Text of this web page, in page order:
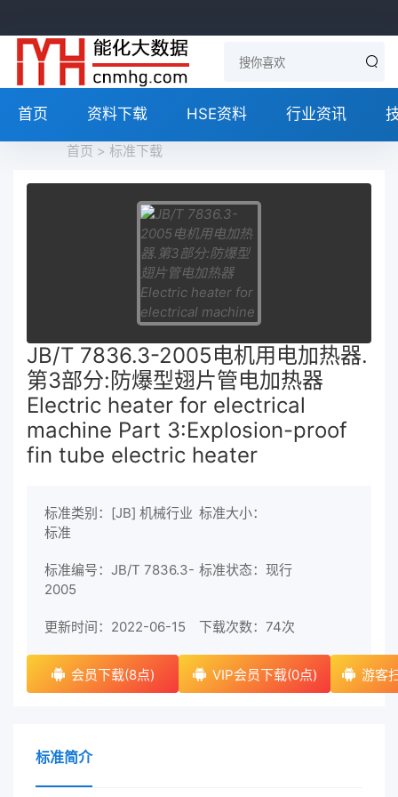
首页 资料下载 HSE资料 行业资讯
首页 > 标准下载
JB/T 7836.3-2005电机用电加热器.
第3部分:防爆型翅片管电加热器
Electric heater for electrical
machine Part 3:Explosion-proof
fin tube electric heater
标准类别：[JB] 机械行业
标准
标准大小：
标准编号：JB/T 7836.3-
2005
标准状态：现行
更新时间：2022-06-15 下载次数： 74次
会员下载(8点) VIP会员下载(0点) 游客
标准简介